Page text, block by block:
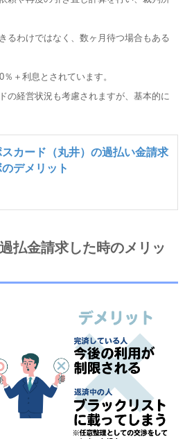
るわけではなく、数ヶ月待つ場合もある
＋利息とされています。
の経営状況も考慮されますが、基本的に
スカード（丸井）の過払い金請求
のデメリット
払金請求した時のメリッ